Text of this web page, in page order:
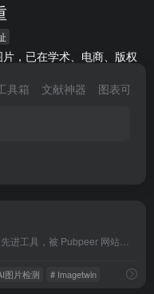
，已在学术、电商、版权
源方向升级，市场前景广
具箱 文献神器 图表可视
图片检测 # Imagetwin